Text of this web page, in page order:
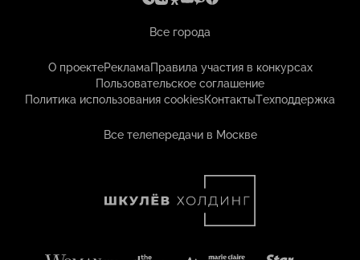
Все города
О проектеРекламаПравила участия в конкурсах
Пользовательское соглашение
Политика использования cookiesКонтактыТехподдержка
Все телепередачи в Москве